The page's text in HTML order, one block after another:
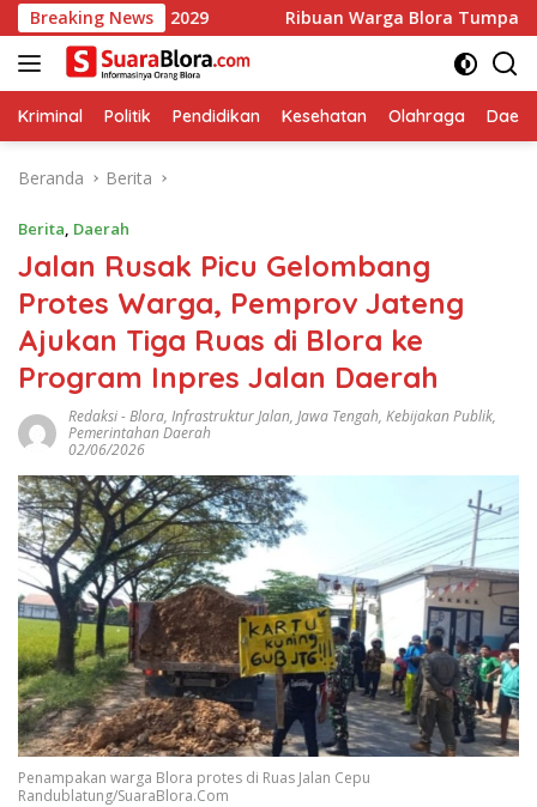
Langsung
ke
konten
Breaking NewsRibuan Warga Blora Tumpah Ruah Ikuti Jalan
Kriminal Politik Pendidikan Kesehatan Olahraga
Beranda Berita
Berita, Daerah
Jalan Rusak Picu Gelombang
Protes Warga, Pemprov Jateng
Ajukan Tiga Ruas di Blora ke
Program Inpres Jalan Daerah
Redaksi-Blora, Infrastruktur Jalan, Jawa Tengah, Kebijakan Publik,
Pemerintahan Daerah
02/06/2026
Penampakan warga Blora protes di Ruas Jalan Cepu
Randublatung/SuaraBlora.Com